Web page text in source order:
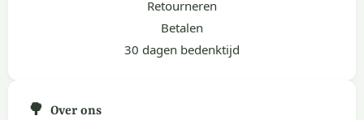
Retourneren
Betalen
30 dagen bedenktijd
🌳 Over ons